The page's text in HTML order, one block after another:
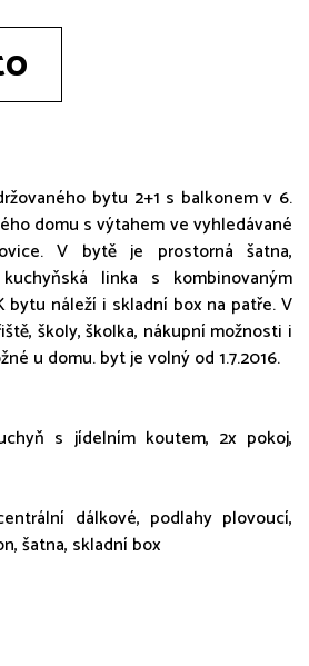
bytu 2+1 s balkonem v 6.
domu s výtahem ve vyhledávané
V bytě je prostorná šatna,
linka s kombinovaným
bytu náleží i skladní box na patře. V
školy, školka, nákupní možnosti i
u domu. byt je volný od 1.7.2016.
s jídelním koutem, 2x pokoj,
dálkové, podlahy plovoucí,
šatna, skladní box